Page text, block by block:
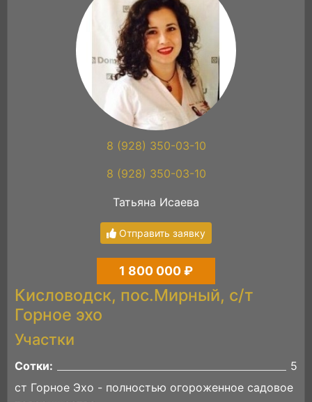
8 (928) 350-03-10
8 (928) 350-03-10
Татьяна Исаева
Отправить заявку
1 800 000 ₽
Кисловодск, пос.Мирный, с/т
Горное эхо
Участки
Сотки:
5
ст Горное Эхо - полностью огороженное садовое